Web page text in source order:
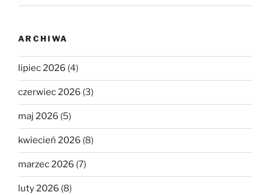
ARCHIWA
lipiec 2026 (4)
czerwiec 2026 (3)
maj 2026 (5)
kwiecień 2026 (8)
marzec 2026 (7)
luty 2026 (8)